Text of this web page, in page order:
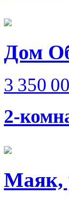
Дом
3 350
2-
Маяк,